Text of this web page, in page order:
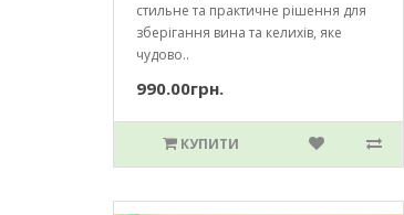
стильне та практичне рішення для
зберігання вина та келихів, яке
чудово..
990.00грн.
КУПИТИ